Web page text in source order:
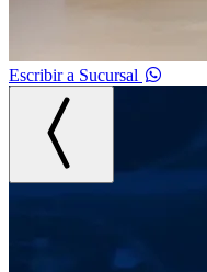
Escribir a Sucursal